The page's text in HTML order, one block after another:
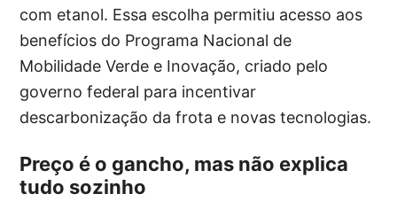
com etanol. Essa escolha permitiu acesso aos
benefícios do Programa Nacional de
Mobilidade Verde e Inovação, criado pelo
governo federal para incentivar
descarbonização da frota e novas tecnologias.
Preço é o gancho, mas não explica
tudo sozinho